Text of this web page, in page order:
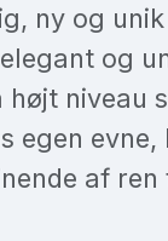
ny og
og
niveau
egen evne,
af